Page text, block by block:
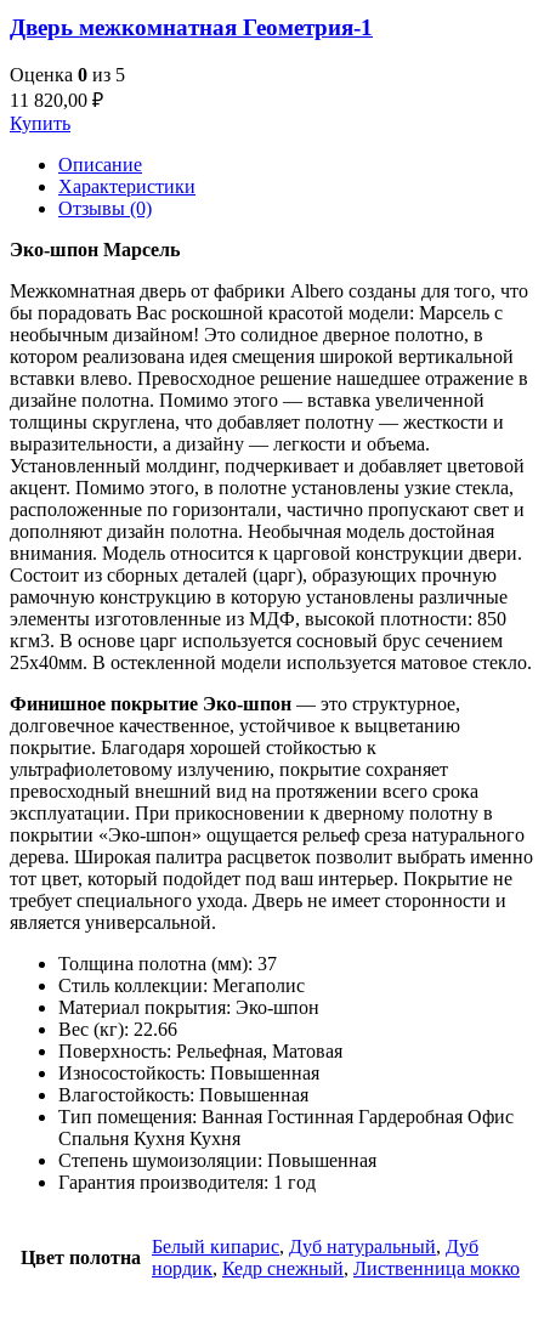
Дверь межкомнатная Геометрия-1
Оценка 0 из 5
11 820,00 ₽
Купить
Описание
Характеристики
Отзывы (0)
Эко-шпон Марсель
Межкомнатная дверь от фабрики Albero созданы для того, что
бы порадовать Вас роскошной красотой модели: Марсель с
необычным дизайном! Это солидное дверное полотно, в
котором реализована идея смещения широкой вертикальной
вставки влево. Превосходное решение нашедшее отражение в
дизайне полотна. Помимо этого — вставка увеличенной
толщины скруглена, что добавляет полотну — жесткости и
выразительности, а дизайну — легкости и объема.
Установленный молдинг, подчеркивает и добавляет цветовой
акцент. Помимо этого, в полотне установлены узкие стекла,
расположенные по горизонтали, частично пропускают свет и
дополняют дизайн полотна. Необычная модель достойная
внимания. Модель относится к царговой конструкции двери.
Состоит из сборных деталей (царг), образующих прочную
рамочную конструкцию в которую установлены различные
элементы изготовленные из МДФ, высокой плотности: 850
кгм3. В основе царг используется сосновый брус сечением
25х40мм. В остекленной модели используется матовое стекло.
Финишное покрытие Эко-шпон — это структурное,
долговечное качественное, устойчивое к выцветанию
покрытие. Благодаря хорошей стойкостью к
ультрафиолетовому излучению, покрытие сохраняет
превосходный внешний вид на протяжении всего срока
эксплуатации. При прикосновении к дверному полотну в
покрытии «Эко-шпон» ощущается рельеф среза натурального
дерева. Широкая палитра расцветок позволит выбрать именно
тот цвет, который подойдет под ваш интерьер. Покрытие не
требует специального ухода. Дверь не имеет сторонности и
является универсальной.
Толщина полотна (мм): 37
Стиль коллекции: Мегаполис
Материал покрытия: Эко-шпон
Вес (кг): 22.66
Поверхность: Рельефная, Матовая
Износостойкость: Повышенная
Влагостойкость: Повышенная
Тип помещения: Ванная Гостинная Гардеробная Офис
Спальня Кухня Кухня
Степень шумоизоляции: Повышенная
Гарантия производителя: 1 год
Цвет полотна
Белый кипарис, Дуб натуральный, Дуб
нордик, Кедр снежный, Лиственница мокко